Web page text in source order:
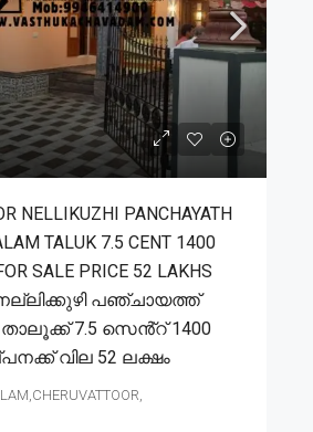
NELLIKUZHI PANCHAYATH
TALUK 7.5 CENT 1400
SALE PRICE 52 LAKHS
പഞ്ചായത്ത്
7.5 സെൻ്റ് 1400
വില 52 ലക്ഷം